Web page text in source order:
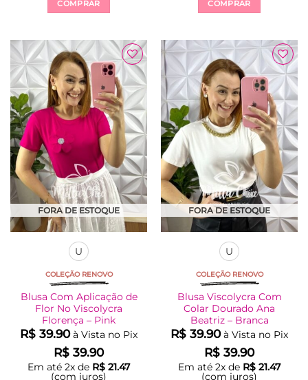
COMPRAR
tem
várias
variantes.
As
opções
podem
escolhidas
na
página
do
produto
COMPRAR
tem
várias
variantes.
As
opções
podem
ser
escolhidas
na
página
do
produto
Adicionar
à Lista
FORA DE ESTOQUE
U
COLEÇÃO RENOVO
Blusa Com Aplicação de
Flor No Viscolycra
Florença – Pink
R$ 39.90 à Vista no Pix
R$ 39.90
Em até 2x de R$ 21.47
(com juros)
Adicionar
à Lista
FORA DE ESTOQUE
U
COLEÇÃO RENOVO
Blusa Viscolycra Com
Colar Dourado Ana
Beatriz – Branca
R$ 39.90 à Vista no Pix
R$ 39.90
Em até 2x de R$ 21.47
(com juros)